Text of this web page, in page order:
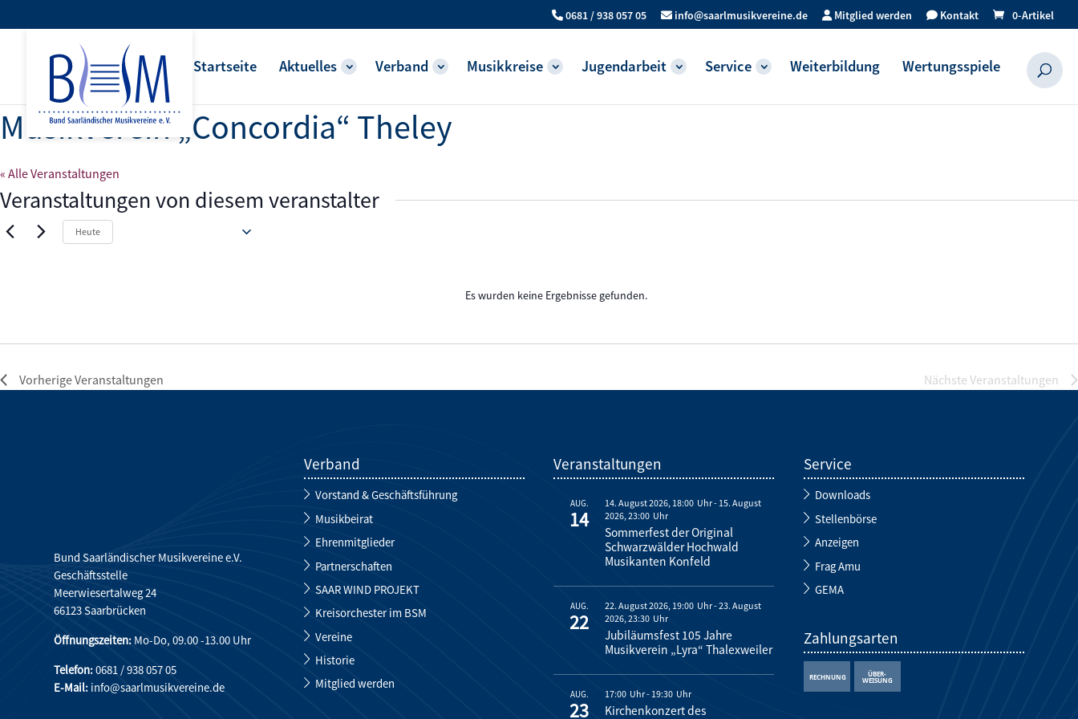
0681 / 938 057 05 info@saarlmusikvereine.de Mitglied werden Kontakt 0-Artikel
Startseite Aktuelles Verband Musikkreise Jugendarbeit Service Weiterbildung Wertungsspiele
Musikverein „Concordia“ Theley
« Alle Veranstaltungen
Veranstaltungen von diesem veranstalter
Hinweis
Es wurden keine Ergebnisse gefunden.
Heute
VorherigeVeranstaltungen Nächste Veranstaltungen
Bund Saarländischer Musikvereine e.V.
Geschäftsstelle
Meerwiesertalweg 24
66123 Saarbrücken
Öffnungszeiten: Mo-Do, 09.00 -13.00 Uhr
Telefon:0681 / 938 057 05
E-Mail: info@saarlmusikvereine.de
Verband
Vorstand & Geschäftsführung
Musikbeirat
Ehrenmitglieder
Partnerschaften
SAAR WIND PROJEKT
Kreisorchester im BSM
Vereine
Historie
Mitglied werden
Veranstaltungen
AUG.
14
14. August 2026, 18:00 - 15. August
2026, 23:00
Sommerfest der Original
Schwarzwälder Hochwald
Musikanten Konfeld
AUG.
22
22. August 2026, 19:00 -23. August
2026, 23:30
Jubiläumsfest 105 Jahre
Musikverein „Lyra“ Thalexweiler
AUG.
23
17:00 - 19:30
Kirchenkonzert des
Service
Downloads
Stellenbörse
Anzeigen
Frag Amu
GEMA
Zahlungsarten